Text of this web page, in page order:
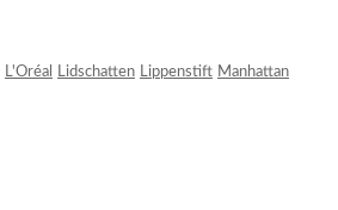
L'Oréal Lidschatten Lippenstift Manhattan